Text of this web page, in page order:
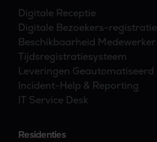
Digitale Receptie
Digitale Bezoekers-registratie
Beschikbaarheid Medewerker
Tijdsregistratiesysteem
Leveringen Geautomatiseerd
Incident-Help & Reporting
IT Service Desk
Residenties